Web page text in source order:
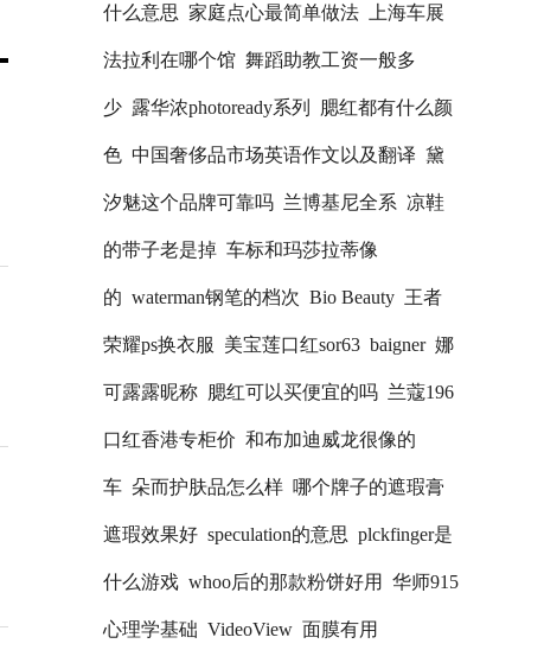
什么意思 家庭点心最简单做法 上海车展
法拉利在哪个馆 舞蹈助教工资一般多
少 露华浓photoready系列 腮红都有什么颜
色 中国奢侈品市场英语作文以及翻译 黛
汐魅这个品牌可靠吗 兰博基尼全系 凉鞋
的带子老是掉 车标和玛莎拉蒂像
的 waterman钢笔的档次 Bio Beauty 王者
荣耀ps换衣服 美宝莲口红sor63 baigner 娜
可露露昵称 腮红可以买便宜的吗 兰蔻196
口红香港专柜价 和布加迪威龙很像的
车 朵而护肤品怎么样 哪个牌子的遮瑕膏
遮瑕效果好 speculation的意思 plckfinger是
什么游戏 whoo后的那款粉饼好用 华师915
心理学基础 VideoView 面膜有用